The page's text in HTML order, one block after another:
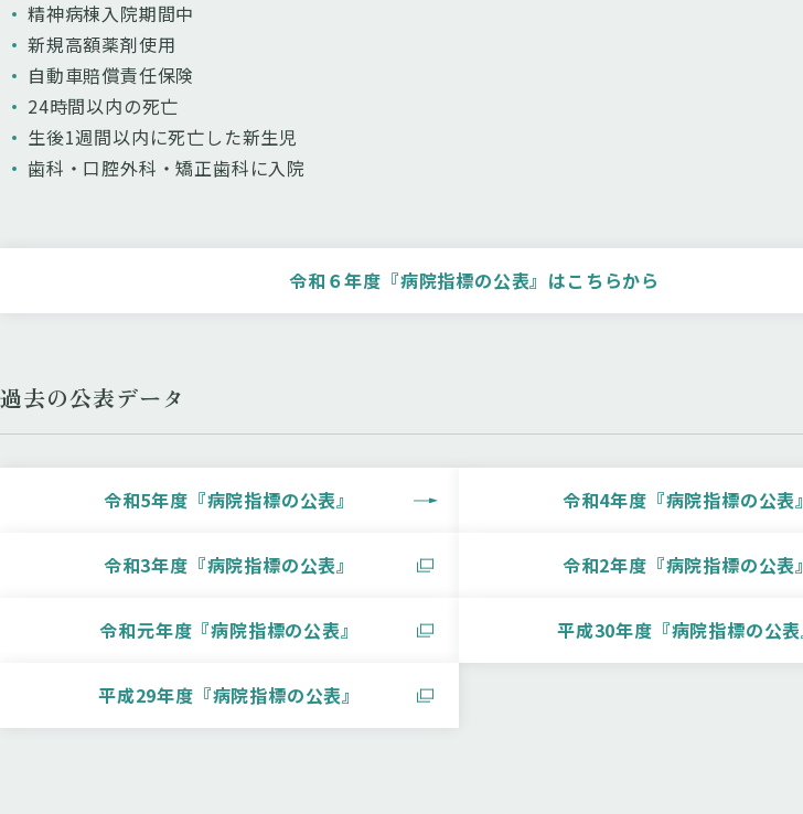
精神病棟入院期間中
新規高額薬剤使用
自動車賠償責任保険
24時間以内の死亡
生後1週間以内に死亡した新生児
歯科・口腔外科・矯正歯科に入院
令和６年度『病院指標の公表』はこちらから
過去の公表データ
令和5年度『病院指標の公表』 令和4年度『病院指標の公表』
令和3年度『病院指標の公表』 令和2年度『病院指標の公表』
令和元年度『病院指標の公表』 平成30年度『病院指標の公表
平成29年度『病院指標の公表』